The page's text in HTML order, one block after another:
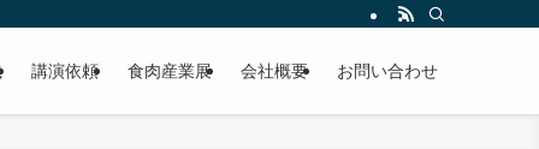
講演依頼 食肉産業展 会社概要 お問い合わせ